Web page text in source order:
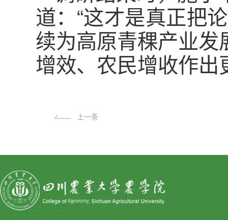
道：“这才是真正把
续为高原青稞产业发
增效、农民增收作出
上一条